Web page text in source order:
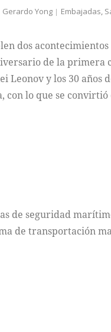
Gerardo Yong Embajadas,
dos
de la primera
Leonov y los 30
con lo que se
de seguridad
de transportación